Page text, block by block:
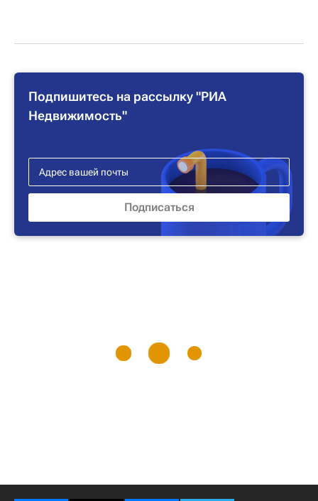
Подпишитесь на рассылку "РИА
Недвижимость"